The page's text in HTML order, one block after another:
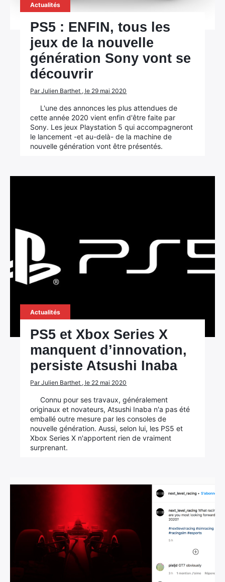
Actualités
PS5 : ENFIN, tous les
jeux de la nouvelle
génération Sony vont se
découvrir
Par Julien Barthet , le 29 mai 2020
L'une des annonces les plus attendues de
cette année 2020 vient enfin d'être faite par
Sony. Les jeux Playstation 5 qui accompagneront
le lancement -et au-delà- de la machine de
nouvelle génération vont être présentés.
Actualités
PS5 et Xbox Series X
manquent d’innovation,
persiste Atsushi Inaba
Par Julien Barthet , le 22 mai 2020
Connu pour ses travaux, généralement
originaux et novateurs, Atsushi Inaba n'a pas été
emballé outre mesure par les consoles de
nouvelle génération. Aussi, selon lui, les PS5 et
Xbox Series X n'apportent rien de vraiment
surprenant.